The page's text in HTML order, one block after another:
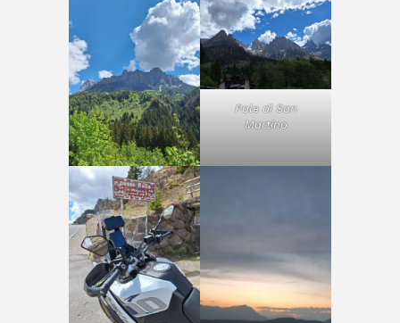
Pale di San
Martino